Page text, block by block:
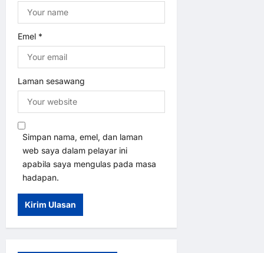
Emel *
Laman sesawang
Simpan nama, emel, dan laman
web saya dalam pelayar ini
apabila saya mengulas pada masa
hadapan.